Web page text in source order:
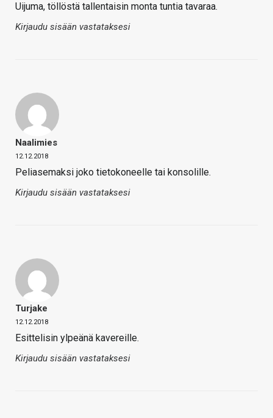
Uijuma, töllöstä tallentaisin monta tuntia tavaraa.
Kirjaudu sisään vastataksesi
Naalimies
12.12.2018
Peliasemaksi joko tietokoneelle tai konsolille.
Kirjaudu sisään vastataksesi
Turjake
12.12.2018
Esittelisin ylpeänä kavereille.
Kirjaudu sisään vastataksesi